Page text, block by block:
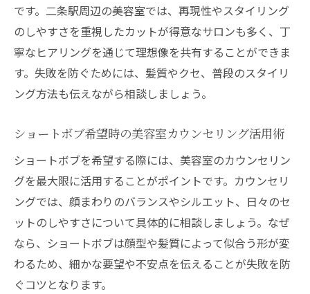
選び
ボブレイヤーも得意な美容室の探し方のコ
ツ
美容室スタッフとの相性が仕上がりに与え
る影響
ボブスタイル維持に適した美容室の特長を
今注目のボブレイヤーが得意な美容室の特徴と
は
ボブレイヤーが得意な美容室の見抜き方
美容室で人気のボブレイヤー技術の特徴解
説
ショートボブ施術で選ぶべき美容室の条件
です。二条駅周辺の美容室では、再現性やスタイリング
のしやすさを重視したカットが得意なサロンも多く、丁
寧なヒアリングを通じて理想像を共有することができま
す。失敗を防ぐためには、髪質やクセ、普段のスタイリ
ング方法も伝えながら相談しましょう。
ショートボブ希望時の美容室カウンセリング活用術
ショートボブを希望する際には、美容室のカウンセリン
グを最大限に活用することがポイントです。カウンセリ
ングでは、顔まわりのバランスやシルエット、日々のセ
ットのしやすさについて具体的に相談しましょう。なぜ
なら、ショートボブは顔型や髪質によって似合う形が変
わるため、細かな要望や不安点を伝えることが失敗を防
ぐコツとなります。